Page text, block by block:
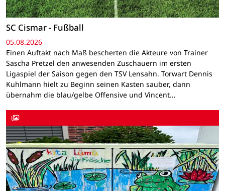
SC Cismar - Fußball
05.08.2026
Einen Auftakt nach Maß bescherten die Akteure von Trainer
Sascha Pretzel den anwesenden Zuschauern im ersten
Ligaspiel der Saison gegen den TSV Lensahn. Torwart Dennis
Kuhlmann hielt zu Beginn seinen Kasten sauber, dann
übernahm die blau/gelbe Offensive und Vincent…